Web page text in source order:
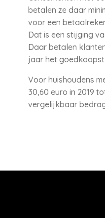
betalen ze daar
voor een
Dat is een stijging
Daar betalen
jaar het goedkoopst.
Voor huishoudens
30,60 euro in 2019
vergelijkbaar